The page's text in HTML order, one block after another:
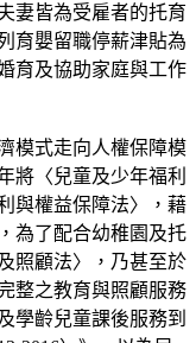
妻皆為受雇者的托育
育嬰留職停薪津貼為
育及協助家庭與工作
模式走向人權保障模
將〈兒童及少年福利
與權益保障法〉，藉
為了配合幼稚園及托
照顧法〉，乃甚至於
整之教育與照顧服務
學齡兒童課後服務到